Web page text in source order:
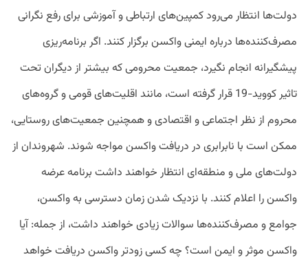
دولت‌ها انتظار می‌رود کمپین‌های ارتباطی و آموزشی برای رفع نگرانی
مصرف‌کننده‌ها درباره ایمنی واکسن برگزار کنند. اگر برنامه‌ریزی
پیشگیرانه انجام نگیرد، جمعیت محرومی که بیشتر از دیگران تحت
تاثیر کووید-19 قرار گرفته است، مانند اقلیت‌های قومی و گروه‌های
محروم از نظر اجتماعی و اقتصادی و همچنین جمعیت‌های روستایی،
ممکن است با نابرابری در دریافت واکسن مواجه شوند. شهروندان از
دولت‌های ملی و منطقه‌ای انتظار خواهند داشت برنامه عرضه
واکسن را اعلام کنند. با نزدیک شدن زمان دسترسی به واکسن،
جوامع و مصرف‌کننده‌ها سوالات زیادی خواهند داشت، از جمله: آیا
واکسن موثر و ایمن است؟ چه کسی زودتر واکسن دریافت خواهد